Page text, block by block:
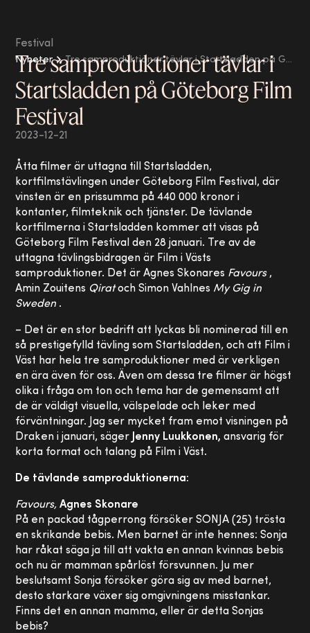
Nyheter Tre samproduktioner tävlar i Startsladden på Göteborg Film Festival
Festival
Tre samproduktioner tävlar i
Startsladden på Göteborg Film
Festival
2023-12-21
Åtta filmer är uttagna till Startsladden,
kortfilmstävlingen under Göteborg Film Festival, där
vinsten är en prissumma på 440 000 kronor i
kontanter, filmteknik och tjänster. De tävlande
kortfilmerna i Startsladden kommer att visas på
Göteborg Film Festival den 28 januari. Tre av de
uttagna tävlingsbidragen är Film i Västs
samproduktioner. Det är Agnes Skonares Favours,
Amin Zouitens Qiratoch Simon Vahlnes My Gig in
Sweden .
– Det är en stor bedrift att lyckas bli nominerad till en
så prestigefylld tävling som Startsladden, och att Film i
Väst har hela tre samproduktioner med är verkligen
en ära även för oss. Även om dessa tre filmer är högst
olika i fråga om ton och tema har de gemensamt att
de är väldigt visuella, välspelade och leker med
förväntningar. Jag ser mycket fram emot visningen på
Draken i januari, säger Jenny Luukkonen, ansvarig för
korta format och talang på Film i Väst.
De tävlande samproduktionerna:
Favours, Agnes Skonare
På en packad tågperrong försöker SONJA (25) trösta
en skrikande bebis. Men barnet är inte hennes: Sonja
har råkat säga ja till att vakta en annan kvinnas bebis
och nu är mamman spårlöst försvunnen. Ju mer
beslutsamt Sonja försöker göra sig av med barnet,
desto starkare växer sig omgivningens misstankar.
Finns det en annan mamma, eller är detta Sonjas
bebis?